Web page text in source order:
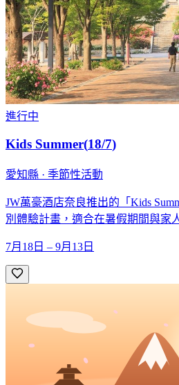
進行中
Kids Summer(18/7)
愛知縣 · 季節性活動
JW萬豪酒店奈良推出的「Kids
別體驗計畫，適合在暑假期間與家
7月18日 – 9月13日